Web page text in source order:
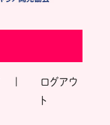
ログアウ
ト